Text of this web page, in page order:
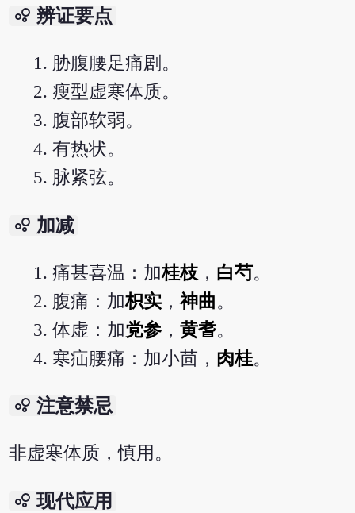
bubble_chart 辨证要点
胁腹腰足痛剧。
瘦型虚寒体质。
腹部软弱。
有热状。
脉紧弦。
bubble_chart 加减
痛甚喜温：加桂枝 ， 白芍。
腹痛：加枳实 ，神曲。
体虚：加党参 ，黄耆。
寒疝腰痛：加小茴， 肉桂。
bubble_chart 注意禁忌
非虚寒体质，慎用。
bubble_chart 现代应用